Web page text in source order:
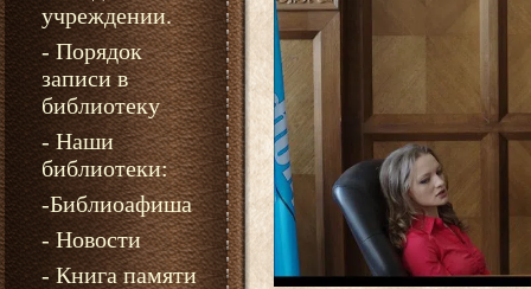
учреждении.
- Порядок
записи в
библиотеку
- Наши
библиотеки:
-Библиоафиша
- Новости
- Книга памяти